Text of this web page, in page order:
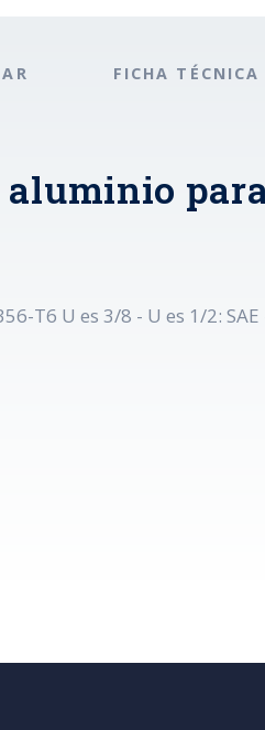
FICHA TÉCNICA
T6 U es 3/8 - U es 1/2: